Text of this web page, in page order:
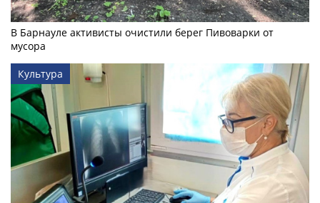
В Барнауле активисты очистили берег Пивоварки от
мусора
Культура